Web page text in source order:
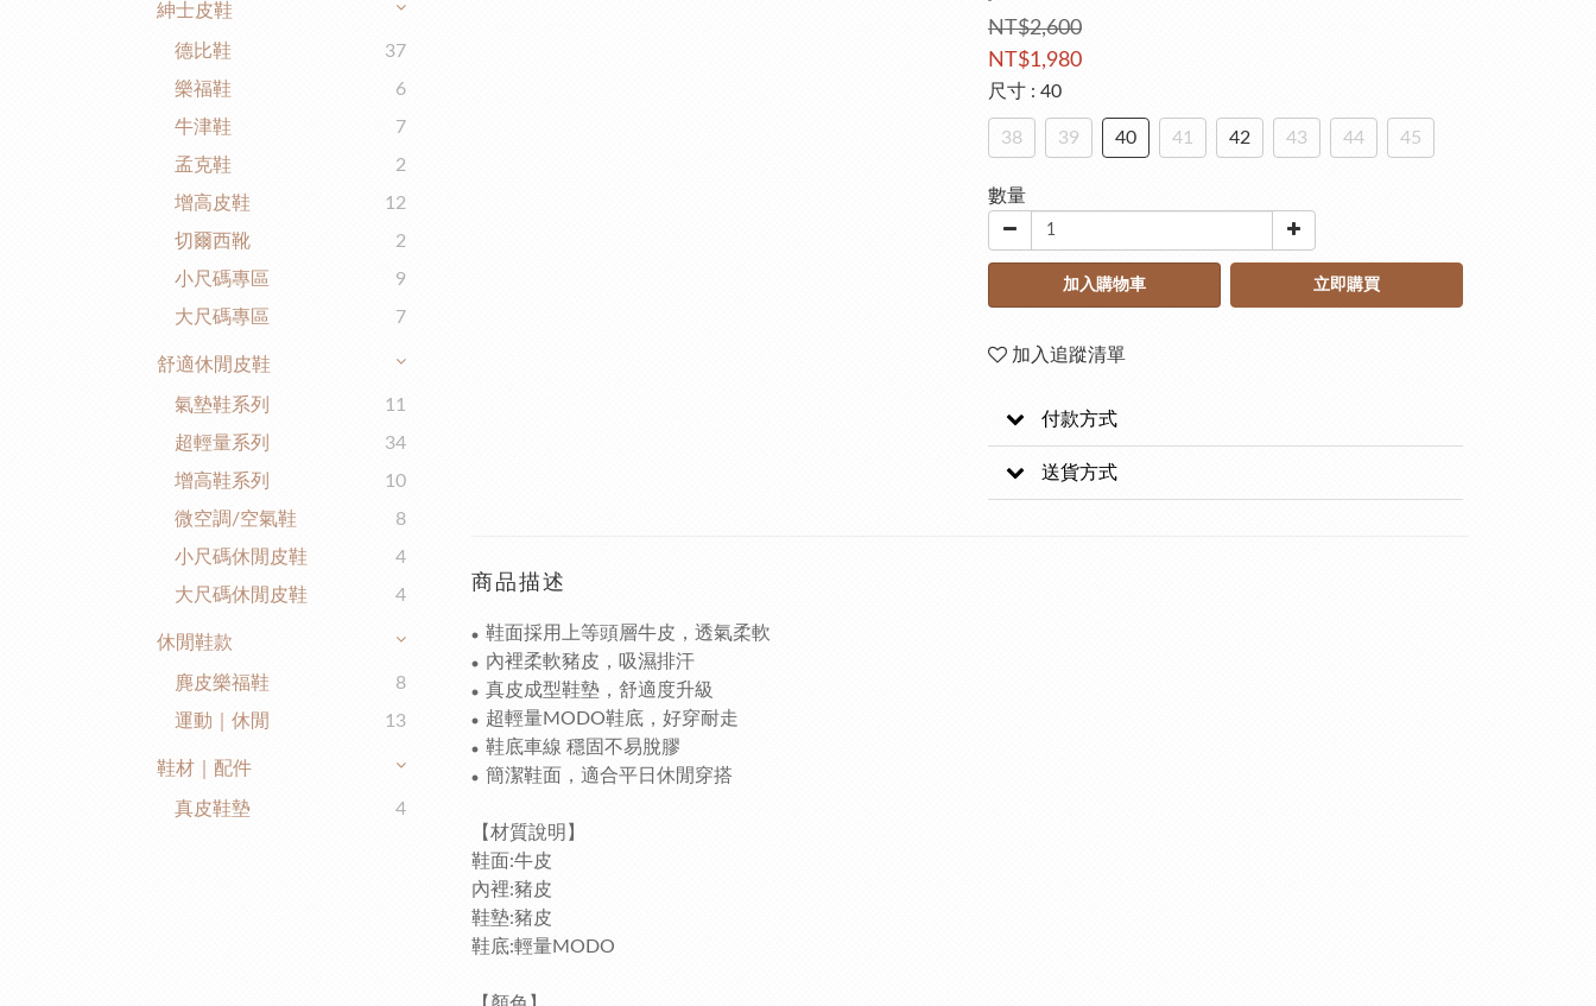
紳士皮鞋
德比鞋
37
樂福鞋
6
牛津鞋
7
孟克鞋
2
增高皮鞋
12
切爾西靴
2
小尺碼專區
9
大尺碼專區
7
舒適休閒皮鞋
氣墊鞋系列
11
超輕量系列
34
增高鞋系列
10
微空調/空氣鞋
8
小尺碼休閒皮鞋
4
大尺碼休閒皮鞋
4
休閒鞋款
麂皮樂福鞋
8
運動｜休閒
13
鞋材｜配件
真皮鞋墊 4
NT$2,600
NT$1,980
尺寸 : 40
38 39 40 41 42 43 44 45
數量
加入購物車 立即購買
加入追蹤清單
付款方式
送貨方式
商品描述
● 鞋面採用上等頭層牛皮，透氣柔軟
● 內裡柔軟豬皮，吸濕排汗
● 真皮成型鞋墊，舒適度升級
● 超輕量MODO鞋底，好穿耐走
● 鞋底車線 穩固不易脫膠
● 簡潔鞋面，適合平日休閒穿搭
【材質說明】
鞋面:牛皮
內裡:豬皮
鞋墊:豬皮
鞋底:輕量MODO